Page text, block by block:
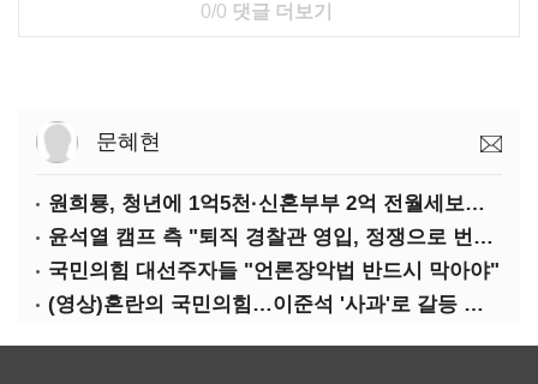
0/0 댓글 더보기
문혜현
원희룡, 청년에 1억5천·신혼부부 2억 전월세보증금 대출 공약
윤석열 캠프 측 "퇴직 경찰관 영입, 정쟁으로 번져…사죄"
국민의힘 대선주자들 "언론장악법 반드시 막아야"
(영상)혼란의 국민의힘…이준석 '사과'로 갈등 수습하나